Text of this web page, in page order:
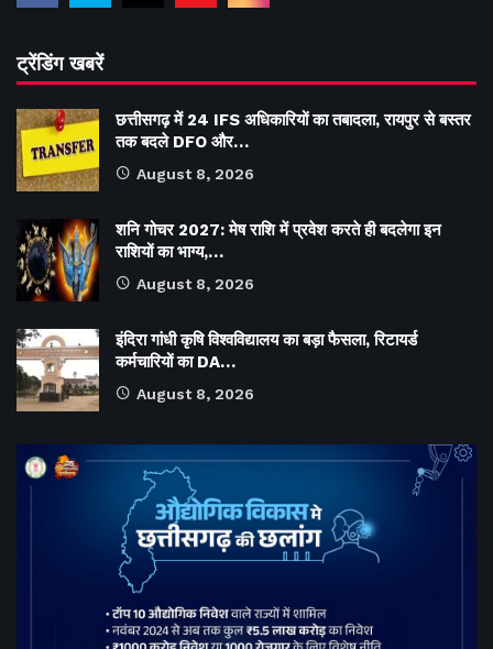
ट्रेंडिंग खबरें
छत्तीसगढ़ में 24 IFS अधिकारियों का तबादला, रायपुर से बस्तर
तक बदले DFO और…
August 8, 2026
शनि गोचर 2027: मेष राशि में प्रवेश करते ही बदलेगा इन
राशियों का भाग्य,…
August 8, 2026
इंदिरा गांधी कृषि विश्वविद्यालय का बड़ा फैसला, रिटायर्ड
कर्मचारियों का DA…
August 8, 2026